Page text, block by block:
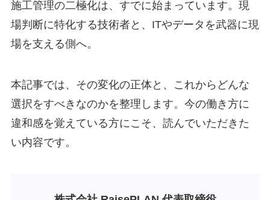
施工管理の二極化は、すでに始まっています。現
場判断に特化する技術者と、ITやデータを武器に現
場を支える側へ。
本記事では、その変化の正体と、これからどんな
選択をすべきなのかを整理します。今の働き方に
違和感を覚えている方にこそ、読んでいただきた
い内容です。